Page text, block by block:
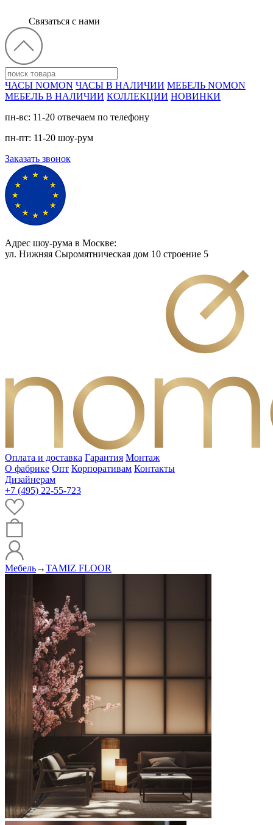
Связаться с нами
ЧАСЫ NOMON ЧАСЫ В НАЛИЧИИ МЕБЕЛЬ NOMON
МЕБЕЛЬ В НАЛИЧИИ КОЛЛЕКЦИИ НОВИНКИ
пн-вс: 11-20 отвечаем по телефону
пн-пт: 11-20 шоу-рум
Заказать звонок
Адрес шоу-рума в Москве:
ул. Нижняя Сыромятническая дом 10 cтроение 5
Оплата и доставка Гарантия Монтаж
О фабрике Опт Корпоративам Контакты
Дизайнерам
+7 (495) 22-55-723
Мебель→TAMIZ FLOOR